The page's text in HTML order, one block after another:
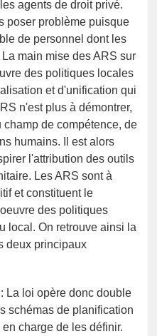
agents de droit privé.
poser problème puisque
de personnel dont les
main mise des ARS sur
des politiques locales
et d'unification qui
n'est plus à démontrer,
de compétence, de
humains. Il est alors
l'attribution des outils
Les ARS sont à
et constituent le
des politiques
local. On retrouve ainsi la
deux principaux
La loi opère donc double
schémas de planification
charge de les définir.